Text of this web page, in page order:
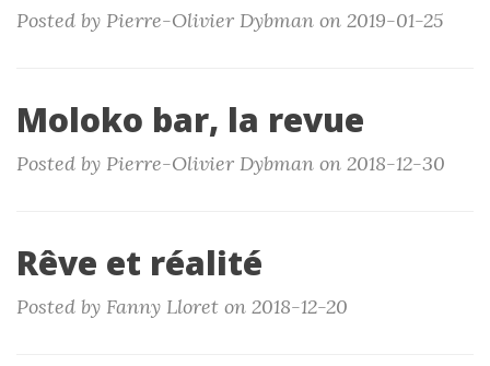
Posted by Pierre-Olivier Dybman on 2019-01-25
Moloko bar, la revue
Posted by Pierre-Olivier Dybman on 2018-12-30
Rêve et réalité
Posted by Fanny Lloret on 2018-12-20